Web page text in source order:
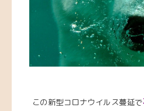
この新型コロナウイルス蔓延で